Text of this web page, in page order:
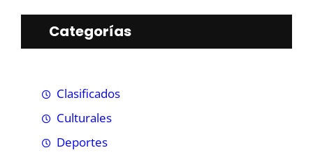
Categorías
Clasificados
Culturales
Deportes